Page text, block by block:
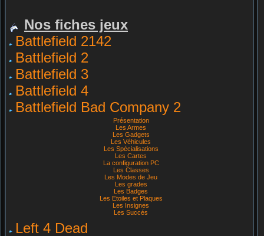
Nos fiches jeux
Battlefield 2142
Battlefield 2
Battlefield 3
Battlefield 4
Battlefield Bad Company 2
Présentation
Les Armes
Les Gadgets
Les Véhicules
Les Spécialisations
Les Cartes
La configuration PC
Les Classes
Les Modes de Jeu
Les grades
Les Badges
Les Etoiles et Plaques
Les Insignes
Les Succés
Left 4 Dead